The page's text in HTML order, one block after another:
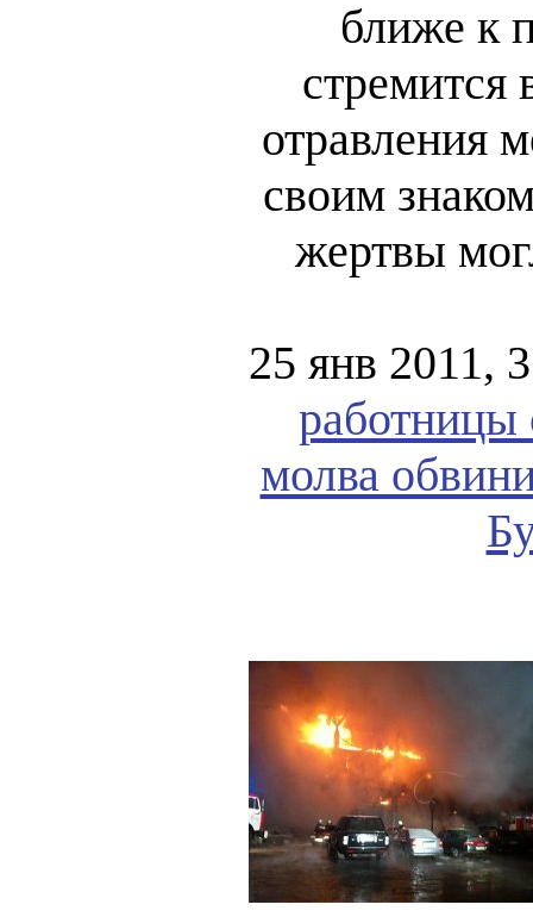
ближе к
стремится
отравления
своим
жертвы
25 янв 2011,
работницы
молва